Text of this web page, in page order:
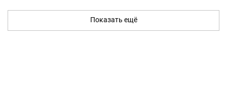
Показать ещё